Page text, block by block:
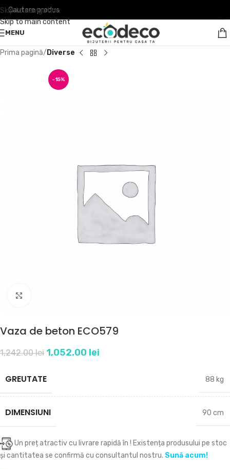
Skip to navigation
Skip to main content
MENU
Prima pagină Diverse
-15%
Vaza de beton ECO579
1,242.00lei 1,052.00 lei
GREUTATE 88 kg
DIMENSIUNI 90 cm
Un preț atractiv cu livrare rapidă în ! Existența produsului pe stoc
și cantitatea se confirmă cu consultantul nostru. Sună acum!